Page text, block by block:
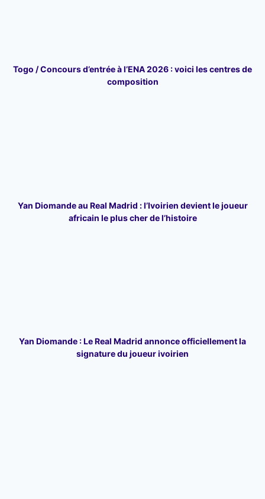
Togo / Concours d’entrée à l’ENA 2026 : voici les centres de
composition
Yan Diomande au Real Madrid : l’Ivoirien devient le joueur
africain le plus cher de l’histoire
Yan Diomande : Le Real Madrid annonce officiellement la
signature du joueur ivoirien